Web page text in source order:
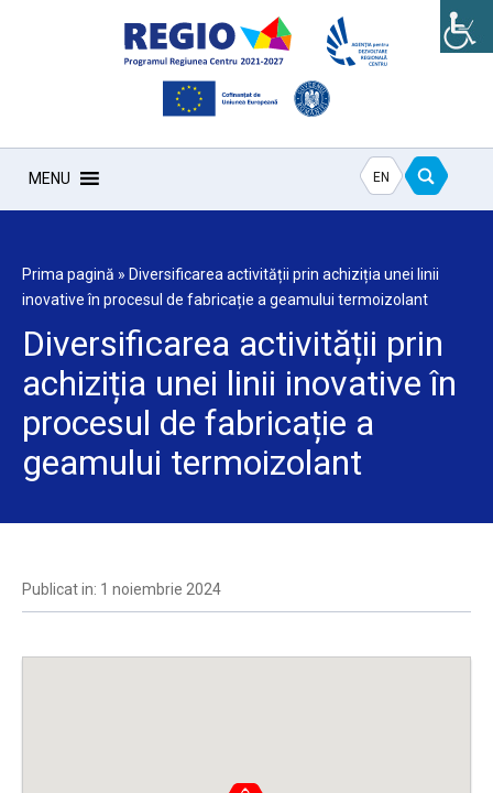
MENU EN
Prima pagină » Diversificarea activității prin achiziția unei linii
inovative în procesul de fabricație a geamului termoizolant
Diversificarea activității prin
achiziția unei linii inovative în
procesul de fabricație a
geamului termoizolant
Publicat in: 1 noiembrie 2024